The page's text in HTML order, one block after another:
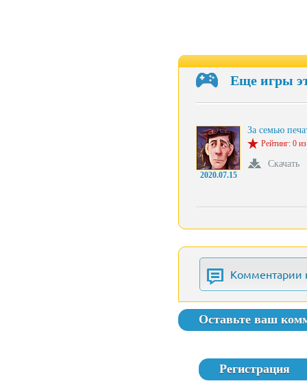
Еще игры
2020.07.15
За семью
Рейтинг: 0
Скачать
Комментарии
Оставьте ваш
Регистрация